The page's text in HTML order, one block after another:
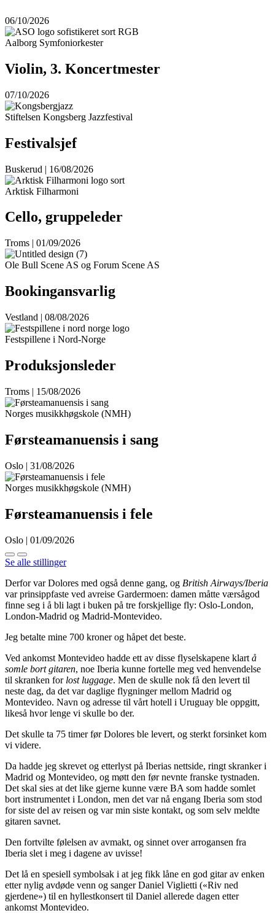
06/10/2026
Aalborg Symfoniorkester
Violin, 3. Koncertmester
07/10/2026
Stiftelsen Kongsberg Jazzfestival
Festivalsjef
Buskerud | 16/08/2026
Arktisk Filharmoni
Cello, gruppeleder
Troms | 01/09/2026
Ole Bull Scene AS og Forum Scene AS
Bookingansvarlig
Vestland | 08/08/2026
Festspillene i Nord-Norge
Produksjonsleder
Troms | 15/08/2026
Norges musikkhøgskole (NMH)
Førsteamanuensis i sang
Oslo | 31/08/2026
Norges musikkhøgskole (NMH)
Førsteamanuensis i fele
Oslo | 01/09/2026
Se alle stillinger
Derfor var Dolores med også denne gang, og British Airways/Iberia
var prinsippfaste ved avreise Gardermoen: damen måtte værsågod
finne seg i å bli lagt i buken på tre forskjellige fly: Oslo-London,
London-Madrid og Madrid-Montevideo.
Jeg betalte mine 700 kroner og håpet det beste.
Ved ankomst Montevideo hadde ett av disse flyselskapene klart å
somle bort gitaren, noe Iberia kunne fortelle meg ved henvendelse
til skranken for lost luggage. Men de skulle nok få den levert til
neste dag, da det var daglige flygninger mellom Madrid og
Montevideo. Navn og adresse til vårt hotell i Uruguay ble oppgitt,
likeså hvor lenge vi skulle bo der.
Det skulle ta 75 timer før Dolores ble levert, og sterkt forsinket kom
vi videre.
Da hadde jeg skrevet og etterlyst på Iberias nettside, ringt skranker i
Madrid og Montevideo, og møtt den før nevnte franske tystnaden.
Det skal sies at det like gjerne kunne være BA som hadde somlet
bort instrumentet i London, men det var nå engang Iberia som stod
for siste del av reisen og var min siste kontakt, og som selv meldte
gitaren savnet.
Den fortvilte følelsen av avmakt, og sinnet over arrogansen fra
Iberia slet i meg i dagene av uvisse!
Det lå en spesiell symbolsak i at jeg fikk låne en god gitar av enken
etter nylig avdøde venn og sanger Daniel Viglietti («Riv ned
gjerdene») til en hyllestkonsert til Daniel allerede dagen etter
ankomst Montevideo.